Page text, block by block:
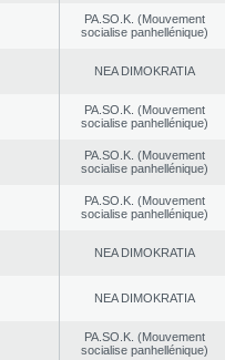
PA.SO.K. (Mouvement
socialise panhellénique)
NEA DΙMOKRATIA
PA.SO.K. (Mouvement
socialise panhellénique)
PA.SO.K. (Mouvement
socialise panhellénique)
PA.SO.K. (Mouvement
socialise panhellénique)
NEA DΙMOKRATIA
NEA DΙMOKRATIA
PA.SO.K. (Mouvement
socialise panhellénique)